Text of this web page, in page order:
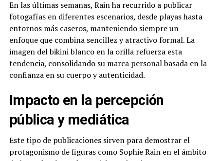
En las últimas semanas, Rain ha recurrido a publicar
fotogafías en diferentes escenarios, desde playas hasta
entornos más caseros, manteniendo siempre un
enfoque que combina sencillez y atractivo formal. La
imagen del bikini blanco en la orilla refuerza esta
tendencia, consolidando su marca personal basada en la
confianza en su cuerpo y autenticidad.
Impacto en la percepción
pública y mediática
Este tipo de publicaciones sirven para demostrar el
protagonismo de figuras como Sophie Rain en el ámbito